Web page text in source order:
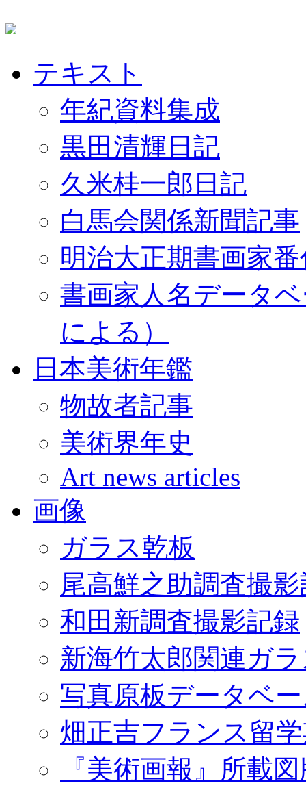
テキスト
年紀資料集成
黒田清輝日記
久米桂一郎日記
白馬会関係新聞記事
明治大正期書画家
書画家人名データ
による）
日本美術年鑑
物故者記事
美術界年史
Art news articles
画像
ガラス乾板
尾高鮮之助調査撮
和田新調査撮影記録
新海竹太郎関連ガ
写真原板データベ
畑正吉フランス留
『美術画報』所載